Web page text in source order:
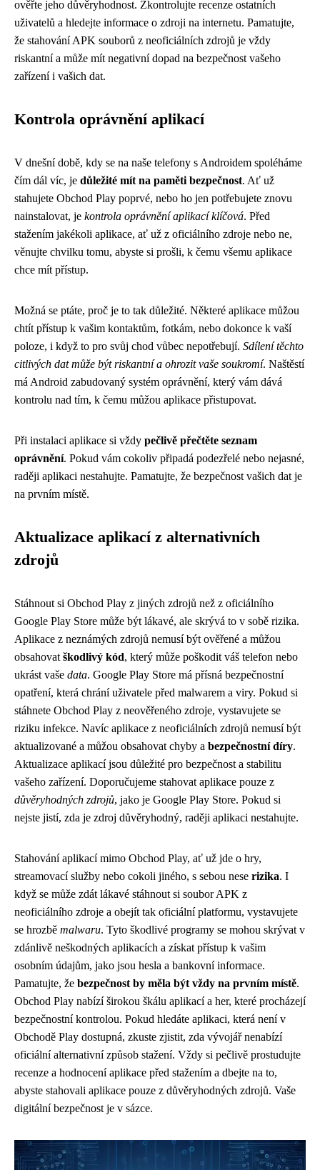
ověřte jeho důvěryhodnost. Zkontrolujte recenze ostatních
uživatelů a hledejte informace o zdroji na internetu. Pamatujte,
že stahování APK souborů z neoficiálních zdrojů je vždy
riskantní a může mít negativní dopad na bezpečnost vašeho
zařízení i vašich dat.
Kontrola oprávnění aplikací
V dnešní době, kdy se na naše telefony s Androidem spoléháme
čím dál víc, je důležité mít na paměti bezpečnost. Ať už
stahujete Obchod Play poprvé, nebo ho jen potřebujete znovu
nainstalovat, je kontrola oprávnění aplikací klíčová. Před
stažením jakékoli aplikace, ať už z oficiálního zdroje nebo ne,
věnujte chvilku tomu, abyste si prošli, k čemu všemu aplikace
chce mít přístup.
Možná se ptáte, proč je to tak důležité. Některé aplikace můžou
chtít přístup k vašim kontaktům, fotkám, nebo dokonce k vaší
poloze, i když to pro svůj chod vůbec nepotřebují. Sdílení těchto
citlivých dat může být riskantní a ohrozit vaše soukromí. Naštěstí
má Android zabudovaný systém oprávnění, který vám dává
kontrolu nad tím, k čemu můžou aplikace přistupovat.
Při instalaci aplikace si vždy pečlivě přečtěte seznam
oprávnění. Pokud vám cokoliv připadá podezřelé nebo nejasné,
raději aplikaci nestahujte. Pamatujte, že bezpečnost vašich dat je
na prvním místě.
Aktualizace aplikací z alternativních
zdrojů
Stáhnout si Obchod Play z jiných zdrojů než z oficiálního
Google Play Store může být lákavé, ale skrývá to v sobě rizika.
Aplikace z neznámých zdrojů nemusí být ověřené a můžou
obsahovat škodlivý kód, který může poškodit váš telefon nebo
ukrást vaše data. Google Play Store má přísná bezpečnostní
opatření, která chrání uživatele před malwarem a viry. Pokud si
stáhnete Obchod Play z neověřeného zdroje, vystavujete se
riziku infekce. Navíc aplikace z neoficiálních zdrojů nemusí být
aktualizované a můžou obsahovat chyby a bezpečnostní díry.
Aktualizace aplikací jsou důležité pro bezpečnost a stabilitu
vašeho zařízení. Doporučujeme stahovat aplikace pouze z
důvěryhodných zdrojů, jako je Google Play Store. Pokud si
nejste jistí, zda je zdroj důvěryhodný, raději aplikaci nestahujte.
Stahování aplikací mimo Obchod Play, ať už jde o hry,
streamovací služby nebo cokoli jiného, s sebou nese rizika. I
když se může zdát lákavé stáhnout si soubor APK z
neoficiálního zdroje a obejít tak oficiální platformu, vystavujete
se hrozbě malwaru. Tyto škodlivé programy se mohou skrývat v
zdánlivě neškodných aplikacích a získat přístup k vašim
osobním údajům, jako jsou hesla a bankovní informace.
Pamatujte, že bezpečnost by měla být vždy na prvním místě.
Obchod Play nabízí širokou škálu aplikací a her, které procházejí
bezpečnostní kontrolou. Pokud hledáte aplikaci, která není v
Obchodě Play dostupná, zkuste zjistit, zda vývojář nenabízí
oficiální alternativní způsob stažení. Vždy si pečlivě prostudujte
recenze a hodnocení aplikace před stažením a dbejte na to,
abyste stahovali aplikace pouze z důvěryhodných zdrojů. Vaše
digitální bezpečnost je v sázce.